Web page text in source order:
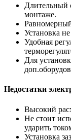
Длительный
монтаже.
Установка
Удобная
Для
Недостатки
Высокий
Не стоит
ударить
Установка